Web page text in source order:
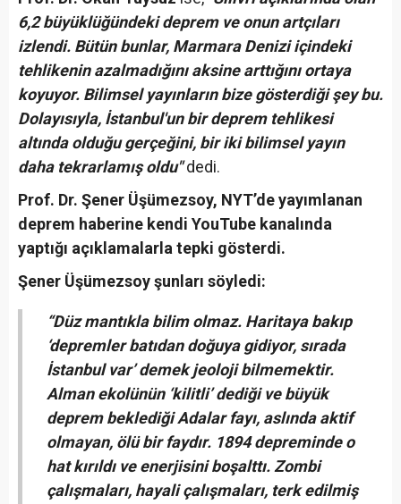
6,2 büyüklüğündeki deprem ve onun artçıları
izlendi. Bütün bunlar, Marmara Denizi içindeki
tehlikenin azalmadığını aksine arttığını ortaya
koyuyor. Bilimsel yayınların bize gösterdiği şey bu.
Dolayısıyla, İstanbul'un bir deprem tehlikesi
altında olduğu gerçeğini, bir iki bilimsel yayın
daha tekrarlamış oldu"dedi.
Prof. Dr. Şener Üşümezsoy, NYT’de yayımlanan
deprem haberine kendi YouTube kanalında
yaptığı açıklamalarla tepki gösterdi.
Şener Üşümezsoy şunları söyledi:
“Düz mantıkla bilim olmaz. Haritaya bakıp
‘depremler batıdan doğuya gidiyor, sırada
İstanbul var’ demek jeoloji bilmemektir.
Alman ekolünün ‘kilitli’ dediği ve büyük
deprem beklediği Adalar fayı, aslında aktif
olmayan, ölü bir faydır. 1894 depreminde o
hat kırıldı ve enerjisini boşalttı. Zombi
çalışmaları, hayali çalışmaları, terk edilmiş